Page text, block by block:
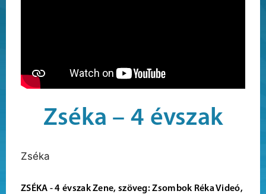
Zséka – 4 évszak
Zséka
ZSÉKA - 4 évszak Zene, szöveg: Zsombok Réka Videó,